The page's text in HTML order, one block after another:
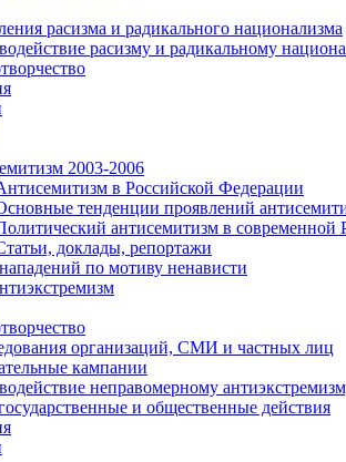
расизма и радикального национализма
расизму и радикальному
2003-2006
в Российской Федерации
тенденции проявлений
антисемитизм в современной
доклады, репортажи
по мотиву ненависти
организаций, СМИ и частных лиц
кампании
неправомерному
и общественные действия